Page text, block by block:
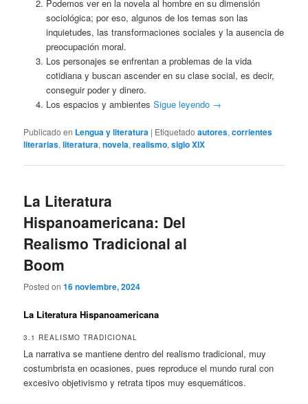
Podemos ver en la novela al hombre en su dimensión
sociológica; por eso, algunos de los temas son las
inquietudes, las transformaciones sociales y la ausencia de
preocupación moral.
Los personajes se enfrentan a problemas de la vida
cotidiana y buscan ascender en su clase social, es decir,
conseguir poder y dinero.
Los espacios y ambientes Sigue leyendo →
Publicado en Lengua y literatura | Etiquetado autores,corrientes
literarias,literatura,novela,realismo,siglo XIX
La Literatura
Hispanoamericana: Del
Realismo Tradicional al
Boom
Posted on16 noviembre, 2024
La Literatura Hispanoamericana
3.1 REALISMO TRADICIONAL
La narrativa se mantiene dentro del realismo tradicional, muy
costumbrista en ocasiones, pues reproduce el mundo rural con
excesivo objetivismo y retrata tipos muy esquemáticos.